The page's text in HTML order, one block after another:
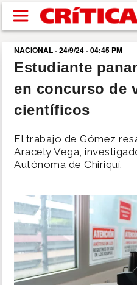
Pasar al contenido principal
buscar
SUCESOS
POLÍTICA
DEPORTES
MUNDO
NACIONAL - 24/9/24 - 04:45 PM
Estudiante
en concurso de
científicos
El trabajo de Gómez
Aracely Vega,
Autónoma de Chiriquí.